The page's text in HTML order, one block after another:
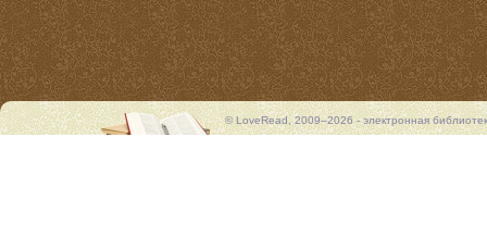
© LoveRead, 2009–2026 - электронная
представлены исключительно в